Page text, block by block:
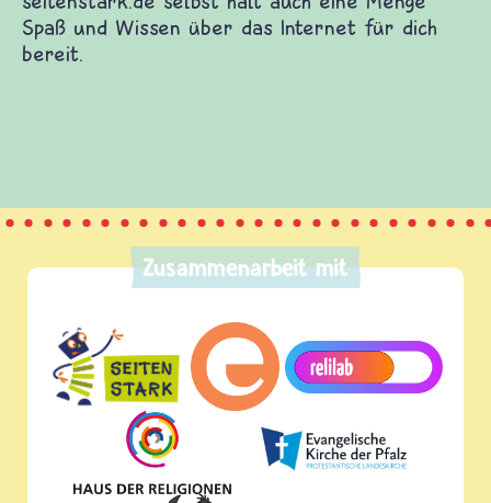
Kinderwebsites. Dort warten Spiele und
zu vielen verschiedenen Themen. Du kannst
Fragen stellen, selbst etwas beitragen
Zusammenarbeit mit